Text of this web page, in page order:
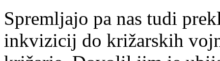
Spremljajo pa nas tudi
inkvizicij do križarskih